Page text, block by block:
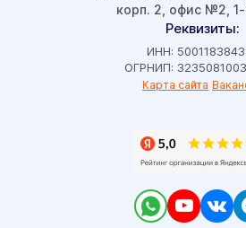
корп. 2, офис №2,
Реквизиты:
ИНН:
ОГРНИП:
Карта сайта